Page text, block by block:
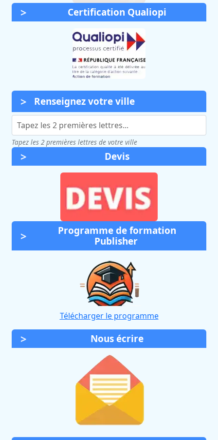
Certification Qualiopi
Renseignez votre ville
Tapez les 2 premières lettres de votre ville
Devis
Programme de formation
Publisher
Télécharger le programme
Nous écrire